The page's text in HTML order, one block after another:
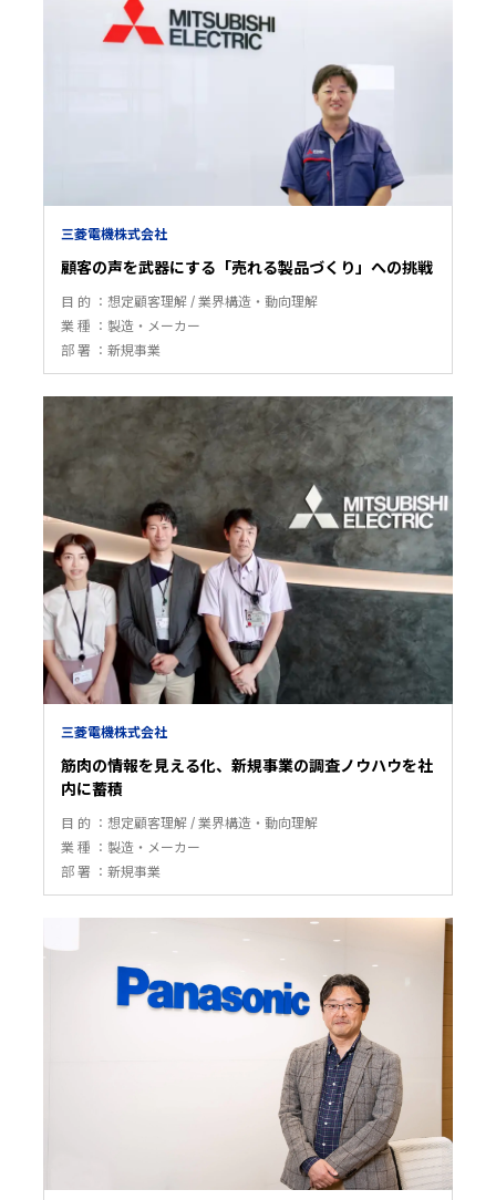
三菱電機株式会社
顧客の声を武器にする「売れる製品づくり」への挑戦
目 的 想定顧客理解
業界構造・動向理解
業 種
製造・メーカー
部 署
新規事業
三菱電機株式会社
筋肉の情報を見える化、新規事業の調査ノウハウを社
内に蓄積
目 的 想定顧客理解
業界構造・動向理解
業 種
製造・メーカー
部 署
新規事業